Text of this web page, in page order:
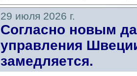
29 июля 2026 г.
Согласно новым
управления
замедляется.